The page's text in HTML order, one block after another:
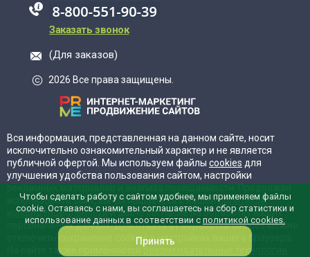
88005555550
Заказать звонок
(Для заказов)
2026 Все права защищены.
Вся информация, представленная на данном сайте, носит
исключительно ознакомительный характер и не является
публичной офертой. Мы используем файлы cookies для
улучшения удобства пользования сайтом, настройки
использовать сайт, вы соглашаетесь с нашейполитикой
конфиденциальностии даёте согласие на обработку ваших
персональных данных. Для отказа от обработки cookies можно
отключить сохранение cookies в настройках вашего браузера.
На сайте также применяются рекомендательные технологии.
Чтобы сделать работу с сайтом удобнее, мы применяем файлы
cookie. Оставаясь с нами, вы соглашаетесь на сбор статистики и
использование данных в соответствии с политикой cookies.
Принять